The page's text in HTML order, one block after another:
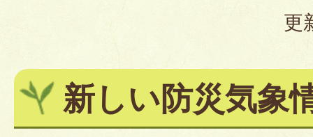
更
新しい防災気象